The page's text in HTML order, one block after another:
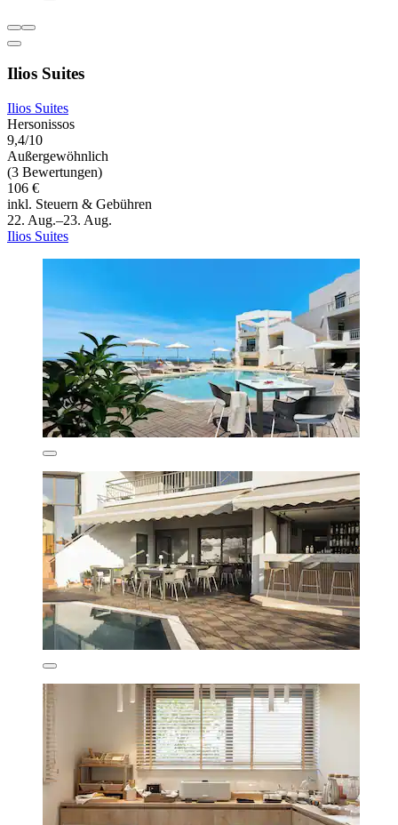
Ilios Suites
Ilios Suites
Hersonissos
9,4/10
Außergewöhnlich
(3 Bewertungen)
106 €
inkl. Steuern & Gebühren
22. Aug.–23. Aug.
Ilios Suites